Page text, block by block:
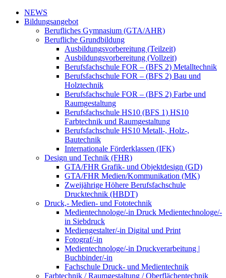
NEWS
Bildungsangebot
Berufliches Gymnasium (GTA/AHR)
Berufliche Grundbildung
Ausbildungsvorbereitung (Teilzeit)
Ausbildungsvorbereitung (Vollzeit)
Berufsfachschule FOR – (BFS 2) Metalltechnik
Berufsfachschule FOR – (BFS 2) Bau und
Holztechnik
Berufsfachschule FOR – (BFS 2) Farbe und
Raumgestaltung
Berufsfachschule HS10 (BFS 1) HS10
Farbtechnik und Raumgestaltung
Berufsfachschule HS10 Metall-, Holz-,
Bautechnik
Internationale Förderklassen (IFK)
Design und Technik (FHR)
GTA/FHR Grafik- und Objektdesign (GD)
GTA/FHR Medien/Kommunikation (MK)
Zweijährige Höhere Berufsfachschule
Drucktechnik (HBDT)
Druck,- Medien- und Fototechnik
Medientechnologe/-in Druck Medientechnologe/-
in Siebdruck
Mediengestalter/-in Digital und Print
Fotograf/-in
Medientechnologe/-in Druckverarbeitung |
Buchbinder/-in
Fachschule Druck- und Medientechnik
Farbtechnik / Raumgestaltung / Oberflächentechnik